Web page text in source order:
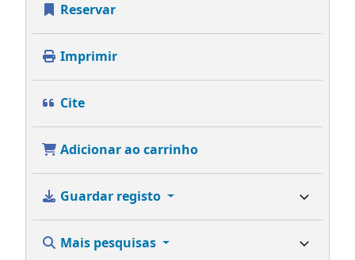
Reservar
Imprimir
Cite
Adicionar ao carrinho
Guardar registo
Mais pesquisas